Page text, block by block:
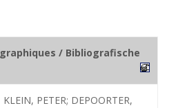
/ Bibliografische
KLEIN, PETER; DEPOORTER,